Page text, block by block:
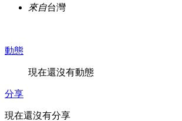
來自台灣
動態
現在還沒有動態
分享
現在還沒有分享